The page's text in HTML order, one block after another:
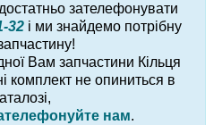
зателефонувати
32 і ми знайдемо потрібну
Вам запчастини Кільця
комплект не опиниться в
нам.